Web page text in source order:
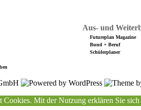
Aus- und
Futureplan Magazine
Bund + Beruf
Schülerplaner
Cookies. Mit der Nutzung erklären Sie